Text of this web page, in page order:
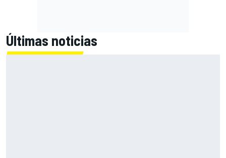
Últimas noticias